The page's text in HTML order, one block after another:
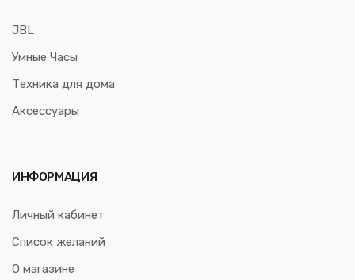
JBL
Умные Часы
Техника для дома
Аксессуары
ИНФОРМАЦИЯ
Личный кабинет
Список желаний
О магазине